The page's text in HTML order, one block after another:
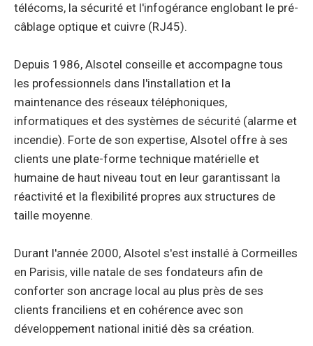
télécoms, la sécurité et l'infogérance englobant le pré-
câblage optique et cuivre (RJ45).
Depuis 1986, Alsotel conseille et accompagne tous
les professionnels dans l'installation et la
maintenance des réseaux téléphoniques,
informatiques et des systèmes de sécurité (alarme et
incendie). Forte de son expertise, Alsotel offre à ses
clients une plate-forme technique matérielle et
humaine de haut niveau tout en leur garantissant la
réactivité et la flexibilité propres aux structures de
taille moyenne.
Durant l'année 2000, Alsotel s'est installé à Cormeilles
en Parisis, ville natale de ses fondateurs afin de
conforter son ancrage local au plus près de ses
clients franciliens et en cohérence avec son
développement national initié dès sa création.